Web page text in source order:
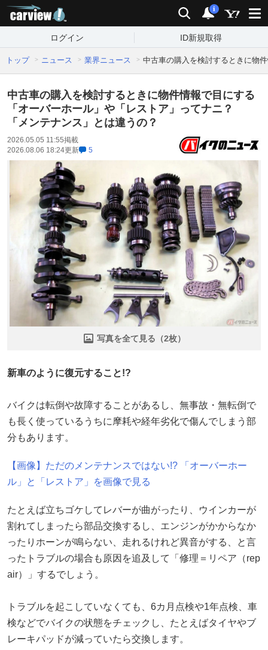
検索 通知
i
ログイン ID新規取得
トップ ニュース 業界ニュース 中古車の購入を検討するときに物
中古車の購入を検討するときに物件情報で目にする
「オーバーホール」や「レストア」ってナニ？
「メンテナンス」とは違うの？
2026.05.05 11:55掲載
2026.08.06 18:24更新 5
写真を全て見る（2枚）
新車のように復元すること!?
バイクは転倒や故障することがあるし、無事故・無転倒で
も長く使っているうちに摩耗や経年劣化で傷んでしまう部
分もあります。
【画像】ただのメンテナンスではない!? 「オーバーホー
ル」と「レストア」を画像で見る
たとえば立ちゴケしてレバーが曲がったり、ウインカーが
割れてしまったら部品交換するし、エンジンがかからなか
ったりホーンが鳴らない、走れるけれど異音がする、と言
ったトラブルの場合も原因を追及して「修理＝リペア（rep
air）」するでしょう。
トラブルを起こしていなくても、6カ月点検や1年点検、車
検などでバイクの状態をチェックし、たとえばタイヤやブ
レーキパッドが減っていたら交換します。